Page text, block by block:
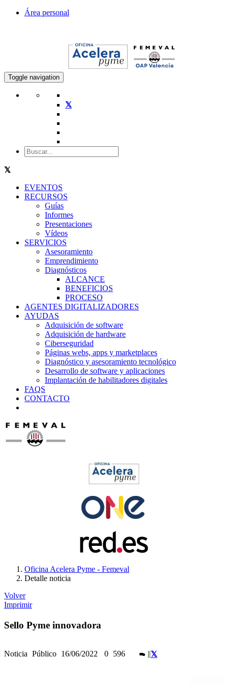
Área personal
Toggle navigation
EVENTOS
RECURSOS
Guías
Informes
Presentaciones
Vídeos
SERVICIOS
Asesoramiento
Emprendimiento
Diagnósticos
ALCANCE
BENEFICIOS
PROCESO
AGENTES DIGITALIZADORES
AYUDAS
Adquisición de software
Adquisición de hardware
Ciberseguridad
Páginas webs, apps y marketplaces
Diagnóstico y asesoramiento tecnológico
Desarrollo de software y aplicaciones
Implantación de habilitadores digitales
FAQS
CONTACTO
Oficina Acelera Pyme - Femeval
Detalle noticia
Volver
Imprimir
Sello Pyme innovadora
Noticia Público 16/06/2022 0 596 ||